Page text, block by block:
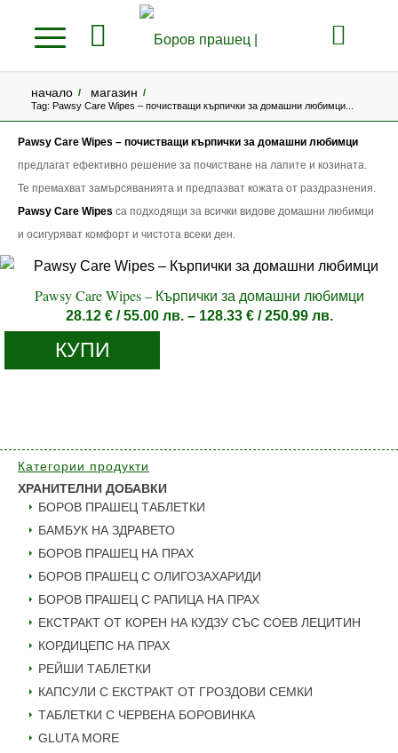
начало / магазин /
Tag: Pawsy Care Wipes – почистващи кърпички за домашни любимци...
Pawsy Care Wipes – почистващи кърпички за домашни любимци
предлагат ефективно решение за почистване на лапите и козината.
Те премахват замърсяванията и предпазват кожата от раздразнения.
Pawsy Care Wipes са подходящи за всички видове домашни любимци
и осигуряват комфорт и чистота всеки ден.
Pawsy Care Wipes – Кърпички за домашни любимци
28.12 €/ 55.00 лв. – 128.33 €/ 250.99 лв.
КУПИ
Категории продукти
ХРАНИТЕЛНИ ДОБАВКИ
БОРОВ ПРАШЕЦ ТАБЛЕТКИ
БАМБУК НА ЗДРАВЕТО
БОРОВ ПРАШЕЦ НА ПРАХ
БОРОВ ПРАШЕЦ С ОЛИГОЗАХАРИДИ
БОРОВ ПРАШЕЦ С РАПИЦА НА ПРАХ
ЕКСТРАКТ ОТ КОРЕН НА КУДЗУ СЪС СОЕВ ЛЕЦИТИН
КОРДИЦЕПС НА ПРАХ
РЕЙШИ ТАБЛЕТКИ
КАПСУЛИ С ЕКСТРАКТ ОТ ГРОЗДОВИ СЕМКИ
ТАБЛЕТКИ С ЧЕРВЕНА БОРОВИНКА
GLUTA MORE